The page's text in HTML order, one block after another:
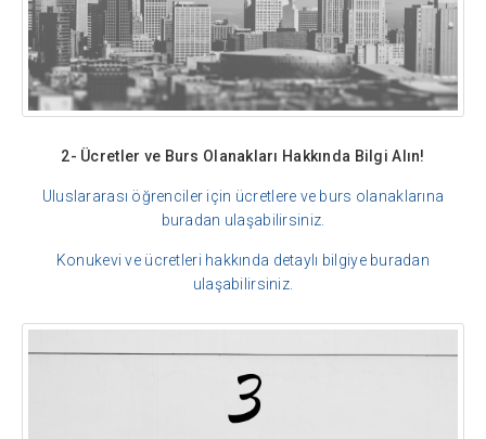
2- Ücretler ve Burs Olanakları Hakkında Bilgi Alın!
Uluslararası öğrenciler için ücretlere ve burs olanaklarına
buradan ulaşabilirsiniz.
Konukevi ve ücretleri hakkında detaylı bilgiye buradan
ulaşabilirsiniz.